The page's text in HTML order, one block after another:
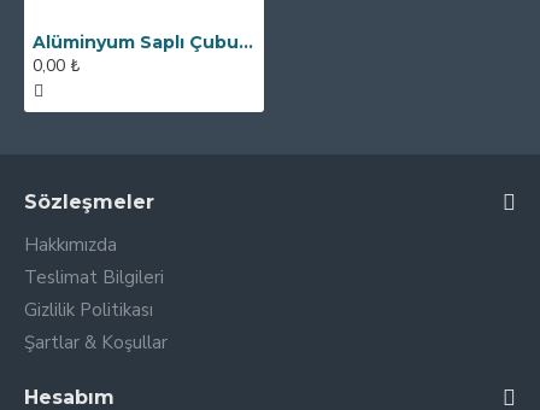
Alüminyum Saplı Çubuk Mıknatıs - Ø25x90 mm - Yüksek Manyetik Güç
0,00 ₺
Sözleşmeler
Hakkımızda
Teslimat Bilgileri
Gizlilik Politikası
Şartlar & Koşullar
Hesabım